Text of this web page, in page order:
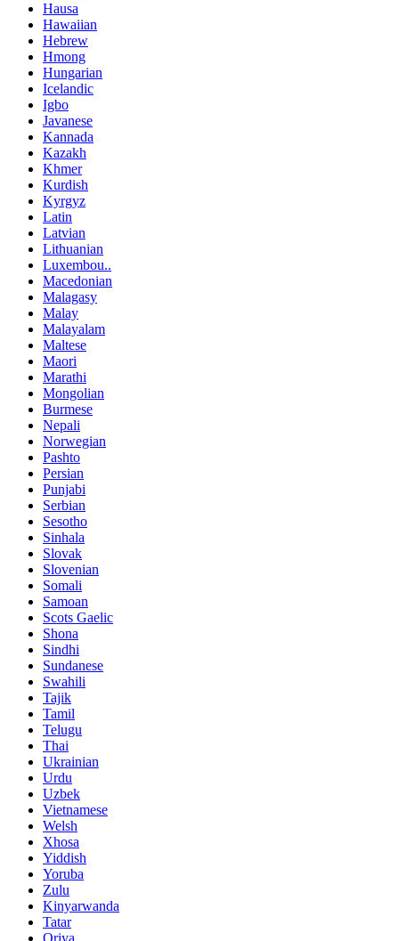
Hausa
Hawaiian
Hebrew
Hmong
Hungarian
Icelandic
Igbo
Javanese
Kannada
Kazakh
Khmer
Kurdish
Kyrgyz
Latin
Latvian
Lithuanian
Luxembou..
Macedonian
Malagasy
Malay
Malayalam
Maltese
Maori
Marathi
Mongolian
Burmese
Nepali
Norwegian
Pashto
Persian
Punjabi
Serbian
Sesotho
Sinhala
Slovak
Slovenian
Somali
Samoan
Scots Gaelic
Shona
Sindhi
Sundanese
Swahili
Tajik
Tamil
Telugu
Thai
Ukrainian
Urdu
Uzbek
Vietnamese
Welsh
Xhosa
Yiddish
Yoruba
Zulu
Kinyarwanda
Tatar
Oriya